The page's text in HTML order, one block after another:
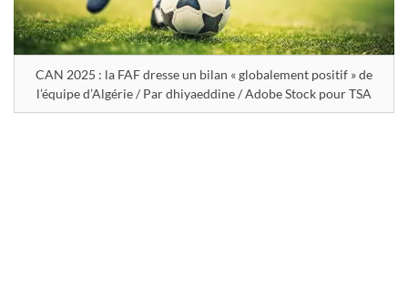
CAN 2025 : la FAF dresse un bilan « globalement positif » de
l’équipe d’Algérie / Par dhiyaeddine / Adobe Stock pour TSA